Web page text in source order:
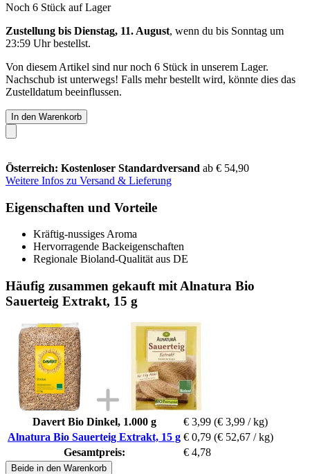
Noch 6 Stück auf Lager
Zustellung bis Dienstag, 11. August, wenn du bis Sonntag um
23:59 Uhrbestellst.
Von diesem Artikel sind nur noch 6 Stück in unserem Lager.
Nachschub ist unterwegs! Falls mehr bestellt wird, könnte dies das
Zustelldatum beeinflussen.
In den Warenkorb
Österreich: Kostenloser Standardversand ab € 54,90
Weitere Infos zu Versand & Lieferung
Eigenschaften und Vorteile
Kräftig-nussiges Aroma
Hervorragende Backeigenschaften
Regionale Bioland-Qualität aus DE
Häufig zusammen gekauft mit Alnatura Bio
Sauerteig Extrakt, 15 g
Davert Bio Dinkel, 1.000 g € 3,99 (€ 3,99 / kg)
Alnatura Bio Sauerteig Extrakt, 15 g € 0,79 (€ 52,67 / kg)
Gesamtpreis:
€ 4,78
Beide in den Warenkorb